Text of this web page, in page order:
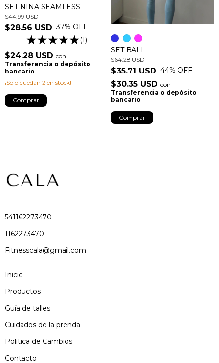
SET NINA SEAMLESS
$28.56 USD
$44.99 USD
37% OFF
(1)
$24.28 USD con
Transferencia o depósito
bancario
¡Solo quedan 2 en stock!
Comprar
SET BALI
$35.71 USD
$64.28 USD
44% OFF
$30.35 USD con
Transferencia o depósito
bancario
Comprar
541162273470
1162273470
Fitnesscala@gmail.com
Inicio
Productos
Guía de talles
Cuidados de la prenda
Política de Cambios
Contacto